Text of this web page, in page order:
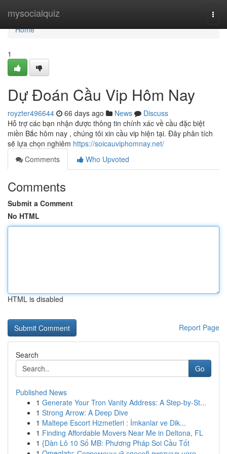
mysocialquiz
Home
Home
1
Dự Đoán Cầu Vip Hôm Nay
royzter496644 66 days ago News
Discuss
Hỗ trợ các bạn nhận được thông tin chính xác về cầu đặc biệt
miền Bắc hôm nay , chúng tôi xin cầu vip hiện tại. Đây phân tích
sẽ lựa chọn nghiêm https://soicauviphomnay.net/
Comments
Who Upvoted
Comments
Submit a Comment
No HTML
HTML is disabled
Report Page
Search
Go
Published News
1 Generate Your Tron Vanity Address: A Step-by-St...
1 Strong Arrow: A Deep Dive
1 Maltepe Escort Hizmetleri : İmkanlar ve Dik...
1 Finding Affordable Movers Near Me in Deltona, FL
1 {Dàn Lô 10 Số MB: Phương Pháp Soi Cầu Tốt